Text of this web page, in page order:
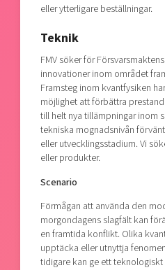
eller ytterligare beställningar.
Teknik
FMV söker för
innovationer inom området
Framsteg inom kvantfysiken
möjlighet att förbättra
till helt nya tillämpningar inom
tekniska mognadsnivån
eller utvecklingsstadium. Vi
eller produkter.
Scenario
Förmågan att använda den
morgondagens slagfält kan
en framtida konflikt. Olika
upptäcka eller utnyttja
tidigare kan ge ett teknologiskt